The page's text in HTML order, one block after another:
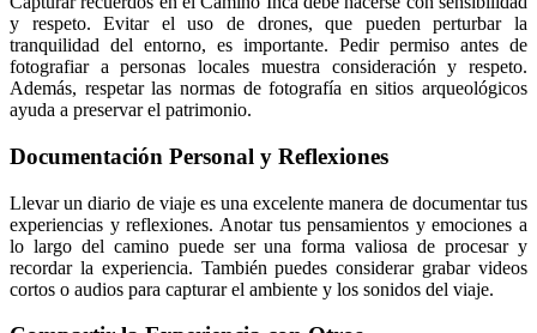
y respeto. Evitar el uso de drones, que pueden perturbar la
tranquilidad del entorno, es importante. Pedir permiso antes de
fotografiar a personas locales muestra consideración y respeto.
Además, respetar las normas de fotografía en sitios arqueológicos
ayuda a preservar el patrimonio.
Documentación Personal y Reflexiones
Llevar un diario de viaje es una excelente manera de documentar tus
experiencias y reflexiones. Anotar tus pensamientos y emociones a
lo largo del camino puede ser una forma valiosa de procesar y
recordar la experiencia. También puedes considerar grabar videos
cortos o audios para capturar el ambiente y los sonidos del viaje.